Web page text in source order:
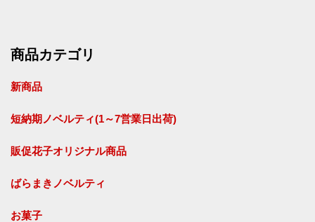
商品カテゴリ
新商品
短納期ノベルティ(1～7営業日出荷)
販促花子オリジナル商品
ばらまきノベルティ
お菓子